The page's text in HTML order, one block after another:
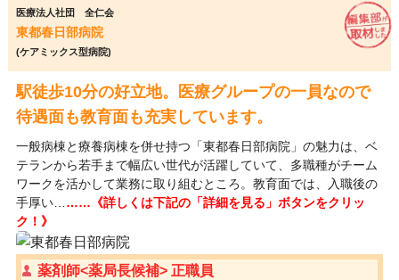
医療法人社団 全仁会
東都春日部病院
(ケアミックス型病院)
駅徒歩10分の好立地。医療グループの一員なので
待遇面も教育面も充実しています。
一般病棟と療養病棟を併せ持つ「東都春日部病院」の魅力は、ベ
テランから若手まで幅広い世代が活躍していて、多職種がチーム
ワークを活かして業務に取り組むところ。教育面では、入職後の
手厚い… ……《詳しくは下記の「詳細を見る」ボタンをクリッ
ク！》
薬剤師<薬局長候補> 正職員